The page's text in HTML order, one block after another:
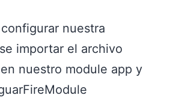
nuestra
importar el archivo
nuestro module app y